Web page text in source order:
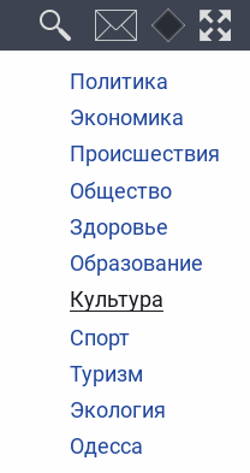
Политика
Экономика
Происшествия
Общество
Здоровье
Образование
Культура
Спорт
Туризм
Экология
Одесса